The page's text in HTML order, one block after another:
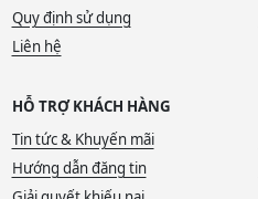
Quy định sử dụng
Liên hệ
HỖ TRỢ KHÁCH HÀNG
Tin tức & Khuyến mãi
Hướng dẫn đăng tin